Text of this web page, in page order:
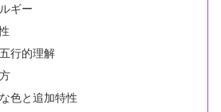
ギー
行的理解
色と追加特性